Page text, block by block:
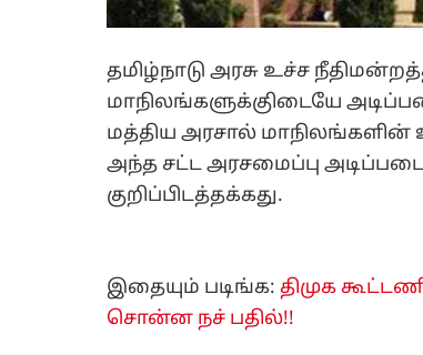
தமிழ்நாடு அரசு உச்ச
மாநிலங்களுக்குிடையே
மத்திய அரசால்
அந்த சட்ட அரசமைப்பு
குறிப்பிடத்தக்கது.
இதையும் படிங்க:திமுக
சொன்ன நச் பதில்!!